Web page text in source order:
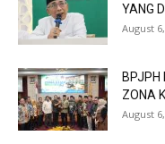
YANG
August
BPJPH
ZONA
August